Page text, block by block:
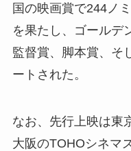
国の映画賞で244ノ
を果たし、ゴールデ
監督賞、脚本賞、そ
ートされた。
なお、先行上映は東
大阪のTOHOシネマ